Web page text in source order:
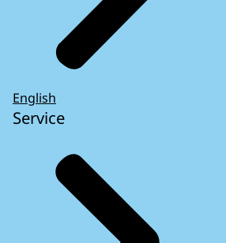
English
Service